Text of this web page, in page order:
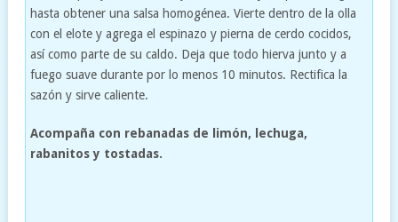
hasta obtener una salsa homogénea. Vierte dentro de la olla
con el elote y agrega el espinazo y pierna de cerdo cocidos,
así como parte de su caldo. Deja que todo hierva junto y a
fuego suave durante por lo menos 10 minutos. Rectifica la
sazón y sirve caliente.
Acompaña con rebanadas de limón, lechuga,
rabanitos y tostadas.